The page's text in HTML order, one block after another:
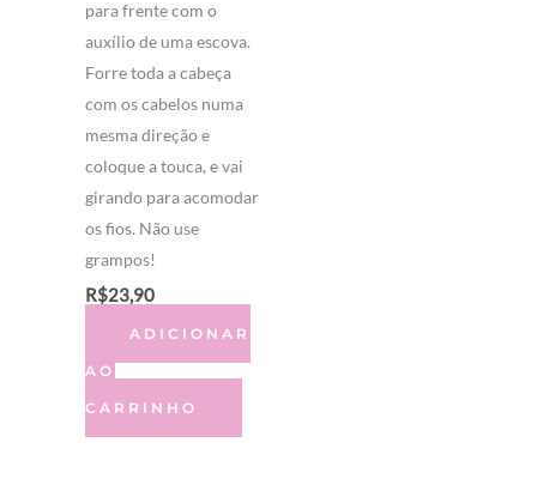
para frente com o
auxílio de uma escova.
Forre toda a cabeça
com os cabelos numa
mesma direção e
coloque a touca, e vai
girando para acomodar
os fios. Não use
grampos!
R$23,90
ADICIONAR
AO
CARRINHO